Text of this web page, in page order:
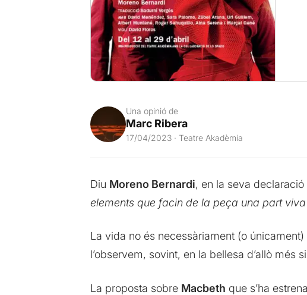
Una opinió de
Marc Ribera
17/04/2023 · Teatre Akadèmia
Diu Moreno Bernardi, en la seva
elements que facin de la peça una part
La vida no és necessàriament (o
l’observem, sovint, en la bellesa d’allò més
La proposta sobre Macbeth que s’ha